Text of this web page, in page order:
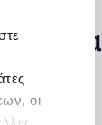
οι
με τα